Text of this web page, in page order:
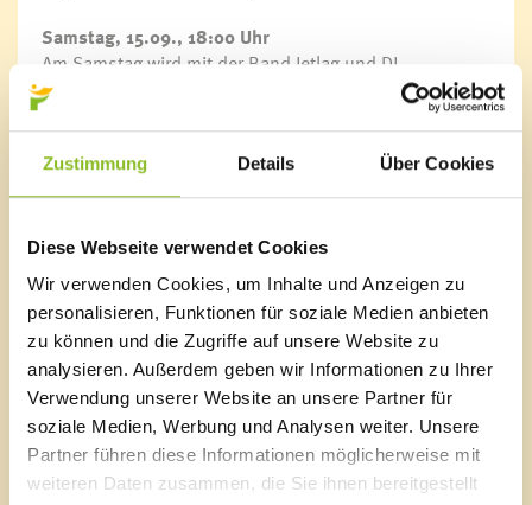
Zustimmung Details Über Cookies
Diese Webseite verwendet Cookies
Wir verwenden Cookies, um Inhalte und Anzeigen zu
personalisieren, Funktionen für soziale Medien anbieten
zu können und die Zugriffe auf unsere Website zu
analysieren. Außerdem geben wir Informationen zu Ihrer
Verwendung unserer Website an unsere Partner für
soziale Medien, Werbung und Analysen weiter. Unsere
Partner führen diese Informationen möglicherweise mit
weiteren Daten zusammen, die Sie ihnen bereitgestellt
Samstag, 15.09., 18:00 Uhr
Am Samstag wird mit der Band Jetlag und DJ
Staub.Sepp weitergefeiert.
Sonntag, 16.09., 10:00 Uhr
Am Sonntagvormittag steht der Frühschoppen mit dem
Musikverein Lesanka auf dem Programm. Im
glücklichen Ticket-Gewinnern verlost. Ab 13:30 Uhr
führen die 3 Schwestern den großen Festumzug durch
das Ortszentrum von Frastanz an. Die teilnehmenden
Musikgruppen sorgen dann für einen gemütlichen
Ausklang im Festzelt.
Link
Bockbierfest